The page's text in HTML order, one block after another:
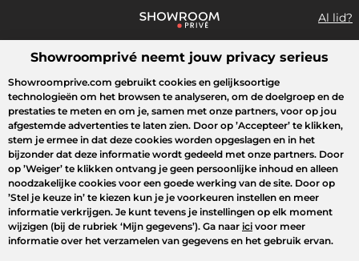
Al lid?
Wat zoek je?
Overzicht sales Sport Fashion Kids Beauty
Showroomprivé neemt jouw privacy serieus
Showroomprive.com gebruikt cookies en gelijksoortige
technologieën om het browsen te analyseren, om de doelgroep en de
prestaties te meten en om je, samen met onze partners, voor op jou
afgestemde advertenties te laten zien. Door op ’Accepteer’ te klikken,
stem je ermee in dat deze cookies worden opgeslagen en in het
bijzonder dat deze informatie wordt gedeeld met onze partners. Door
op ’Weiger’ te klikken ontvang je geen persoonlijke inhoud en alleen
noodzakelijke cookies voor een goede werking van de site. Door op
’Stel je keuze in’ te kiezen kun je je voorkeuren instellen en meer
informatie verkrijgen. Je kunt tevens je instellingen op elk moment
wijzigen (bij de rubriek ‘Mijn gegevens’). Ga naar ici voor meer
informatie over het verzamelen van gegevens en het gebruik ervan.